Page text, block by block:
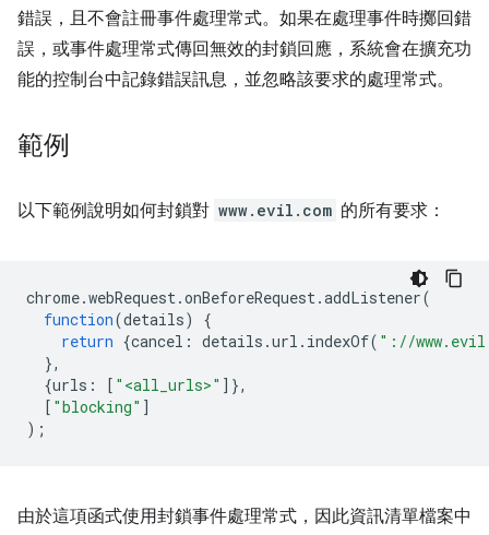
錯誤，且不會註冊事件處理常式。如果在處理事件時擲回錯
誤，或事件處理常式傳回無效的封鎖回應，系統會在擴充功
能的控制台中記錄錯誤訊息，並忽略該要求的處理常式。
範例
以下範例說明如何封鎖對 www.evil.com 的所有要求：
chrome.webRequest.onBeforeRequest.addListener(
function(details)
{
return {cancel : details .url . indexOf( "://
},
{urls : [ "<all_urls>" ]},
[ "blocking" ]
);
由於這項函式使用封鎖事件處理常式，因此資訊清單檔案中